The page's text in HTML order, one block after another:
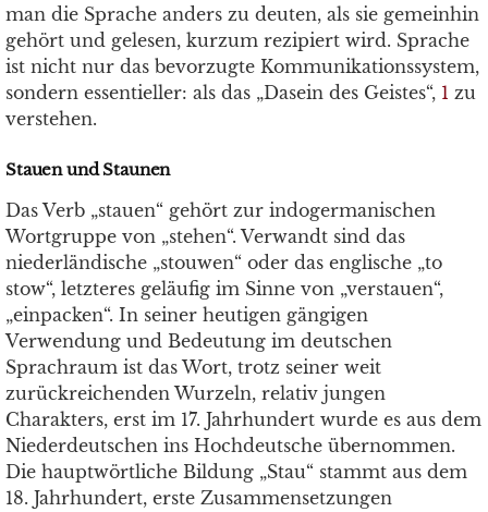
man die Sprache anders zu deuten, als sie gemeinhin
gehört und gelesen, kurzum rezipiert wird. Sprache
ist nicht nur das bevorzugte Kommunikationssystem,
sondern essentieller: als das „Dasein des Geistes“, 1 zu
verstehen.
Stauen und Staunen
Das Verb „stauen“ gehört zur indogermanischen
Wortgruppe von „stehen“. Verwandt sind das
niederländische „stouwen“ oder das englische „to
stow“, letzteres geläufig im Sinne von „verstauen“,
„einpacken“. In seiner heutigen gängigen
Verwendung und Bedeutung im deutschen
Sprachraum ist das Wort, trotz seiner weit
zurückreichenden Wurzeln, relativ jungen
Charakters, erst im 17. Jahrhundert wurde es aus dem
Niederdeutschen ins Hochdeutsche übernommen.
Die hauptwörtliche Bildung „Stau“ stammt aus dem
18. Jahrhundert, erste Zusammensetzungen